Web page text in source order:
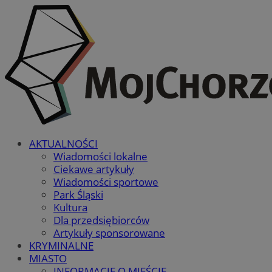
AKTUALNOŚCI
Wiadomości lokalne
Ciekawe artykuły
Wiadomości sportowe
Park Śląski
Kultura
Dla przedsiębiorców
Artykuły sponsorowane
KRYMINALNE
MIASTO